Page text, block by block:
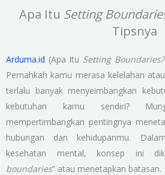
Apa Itu Setting
Tipsnya
Arduma.id (Apa Itu Setting Boundaries?
Pernahkah kamu merasa kelelahan
terlalu banyak menyeimbangkan
kebutuhan kamu sendiri?
mempertimbangkan pentingnya
hubungan dan kehidupanmu.
kesehatan mental, konsep ini
boundaries” atau menetapkan batasan.